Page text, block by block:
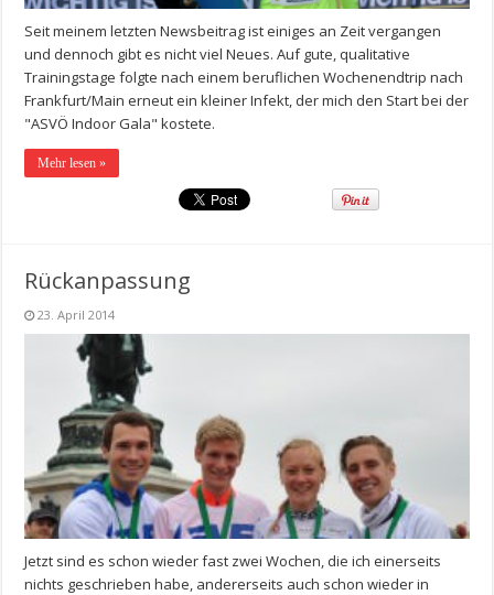
Seit meinem letzten Newsbeitrag ist einiges an Zeit vergangen
und dennoch gibt es nicht viel Neues. Auf gute, qualitative
Trainingstage folgte nach einem beruflichen Wochenendtrip nach
Frankfurt/Main erneut ein kleiner Infekt, der mich den Start bei der
"ASVÖ Indoor Gala" kostete.
Mehr lesen »
Rückanpassung
23. April 2014
Jetzt sind es schon wieder fast zwei Wochen, die ich einerseits
nichts geschrieben habe, andererseits auch schon wieder in